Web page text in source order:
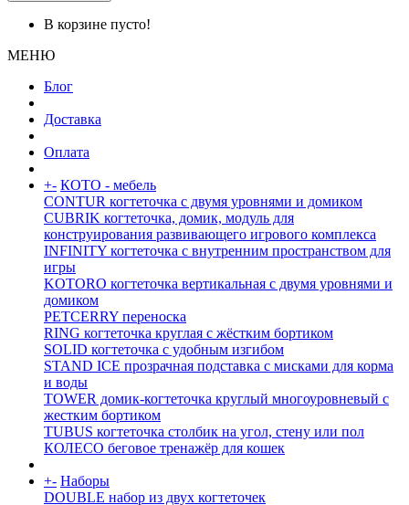
В корзине пусто!
МЕНЮ
Блог
Доставка
Оплата
+- КОТО - мебель
CONTUR когтеточка с двумя уровнями и домиком
CUBRIK когтеточка, домик, модуль для
конструирования развивающего игрового комплекса
INFINITY когтеточка с внутренним пространством для
игры
KOTORO когтеточка вертикальная с двумя уровнями и
домиком
PETCERRY переноска
RING когтеточка круглая с жёстким бортиком
SOLID когтеточка с удобным изгибом
STAND ICE прозрачная подставка с мисками для корма
и воды
TOWER домик-когтеточка круглый многоуровневый с
жестким бортиком
TUBUS когтеточка столбик на угол, стену или пол
КОЛЕСО беговое тренажёр для кошек
+- Наборы
DOUBLE набор из двух когтеточек